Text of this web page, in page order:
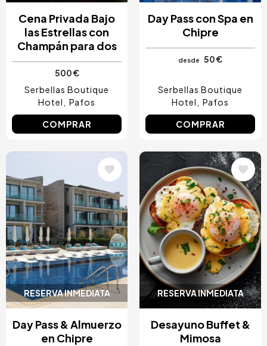
Cena Privada Bajo
las Estrellas con
Champán para dos
500 €
Serbellas Boutique
Hotel
Pafos
COMPRAR
Day Pass con Spa en
Chipre
desde 50 €
Serbellas Boutique
Hotel
Pafos
COMPRAR
RESERVA INMEDIATA
Day Pass & Almuerzo
en Chipre
RESERVA INMEDIATA
Image
Desayuno Buffet &
Mimosa